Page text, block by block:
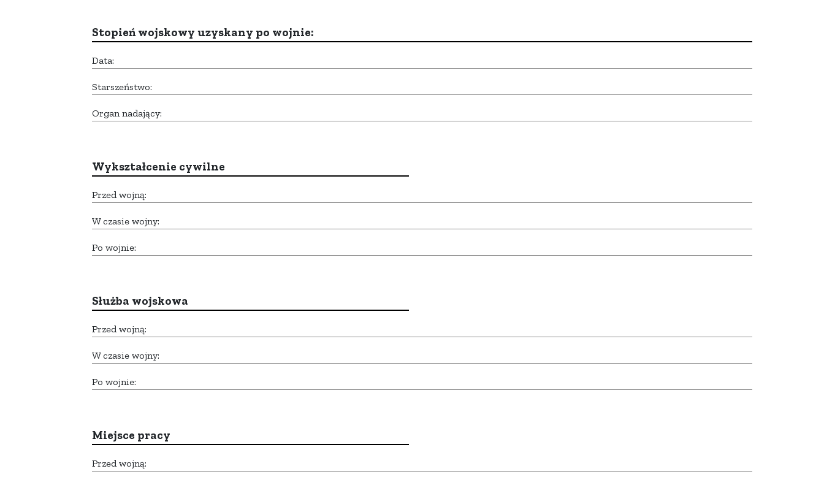
Stopień wojskowy uzyskany po wojnie:
Data:
Starszeństwo:
Organ nadający:
Wykształcenie cywilne
Przed wojną:
W czasie wojny:
Po wojnie:
Służba wojskowa
Przed wojną:
W czasie wojny:
Po wojnie:
Miejsce pracy
Przed wojną: